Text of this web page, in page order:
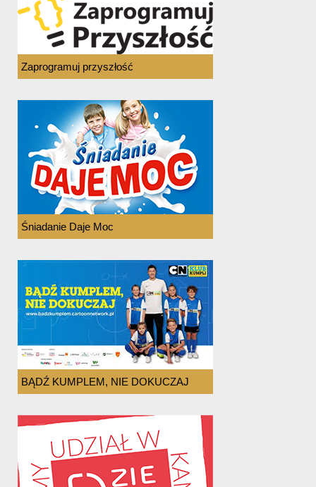
Zaprogramuj przyszłość
Śniadanie Daje Moc
BĄDŹ KUMPLEM, NIE DOKUCZAJ